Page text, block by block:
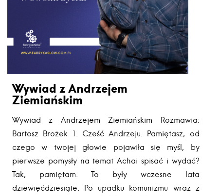
Wywiad z Andrzejem
Ziemiańskim
Wywiad z Andrzejem Ziemiańskim Rozmawia:
Bartosz Brożek 1. Cześć Andrzeju. Pamiętasz, od
czego w twojej głowie pojawiła się myśl, by
pierwsze pomysły na temat Achai spisać i wydać?
Tak, pamiętam. To były wczesne lata
dziewięćdziesiąte. Po upadku komunizmu wraz z